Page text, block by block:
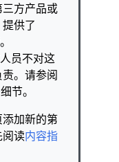
方产品或
供了
员不对这
。请参阅
节。
加新的第
读内容指